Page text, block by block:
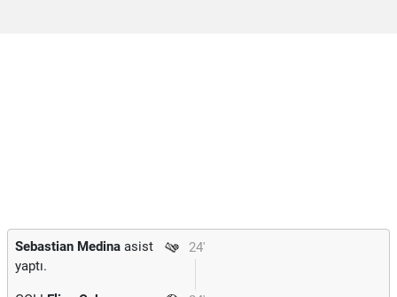
24'
Sebastian Medina asist
yaptı.